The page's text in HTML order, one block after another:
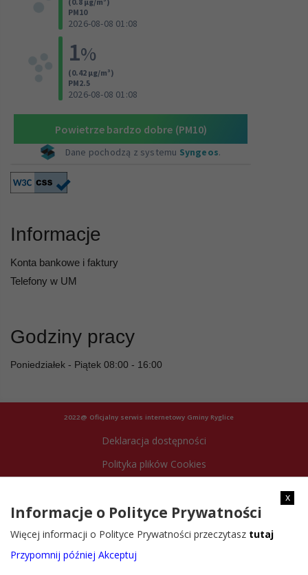
Informacje
Konta bankowe i faktury
Telefony w UM
Godziny pracy
Poniedziałek - Piątek 08:00 - 16:00
2022@ Oficjalny serwis internetowy Gminy Ryglice
Deklaracja dostępności
Polityka plików Cookies
x
Informacje o Polityce Prywatności
Więcej informacji o Polityce Prywatności przeczytasz tutaj
Przypomnij później Akceptuj